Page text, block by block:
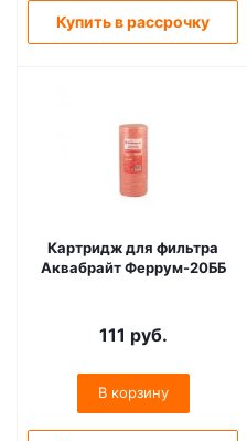
Купить в рассрочку
Картридж для фильтра
Аквабрайт Феррум-20ББ
111 руб.
В корзину